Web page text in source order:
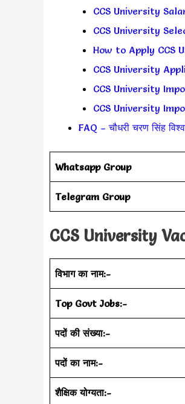
CCS University
CCS University
How to Apply CCS
CCS University
CCS University
CCS University
FAQ – चौधरी चरण सिंह
Whatsapp Group
Telegram Group
CCS University
विभाग का नाम:-
Top Govt Jobs:-
पदों की संख्या:-
पदों का नाम:-
शैक्षिक योग्यता:-